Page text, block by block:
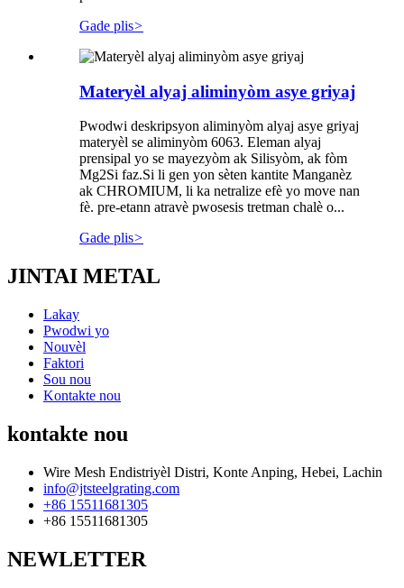
Gade plis>
Materyèl alyaj aliminyòm asye griyaj
Pwodwi deskripsyon aliminyòm alyaj asye griyaj
materyèl se aliminyòm 6063. Eleman alyaj
prensipal yo se mayezyòm ak Silisyòm, ak fòm
Mg2Si faz.Si li gen yon sèten kantite Manganèz
ak CHROMIUM, li ka netralize efè yo move nan
fè. pre-etann atravè pwosesis tretman chalè o...
Gade plis>
JINTAI METAL
Lakay
Pwodwi yo
Nouvèl
Faktori
Sou nou
Kontakte nou
kontakte nou
Wire Mesh Endistriyèl Distri, Konte Anping, Hebei, Lachin
info@jtsteelgrating.com
+86 15511681305
+86 15511681305
NEWLETTER